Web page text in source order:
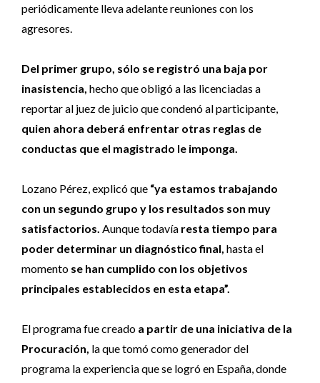
periódicamente lleva adelante reuniones con los
agresores.
Del primer grupo, sólo se registró una baja por
inasistencia, hecho que obligó a las licenciadas a
reportar al juez de juicio que condenó al participante,
quien ahora deberá enfrentar otras reglas de
conductas que el magistrado le imponga.
Lozano Pérez, explicó que “ya estamos trabajando
con un segundo grupo y los resultados son muy
satisfactorios. Aunque todavía resta tiempo para
poder determinar un diagnóstico final, hasta el
momento se han cumplido con los objetivos
principales establecidos en esta etapa”.
El programa fue creado a partir de una iniciativa de la
Procuración, la que tomó como generador del
programa la experiencia que se logró en España, donde